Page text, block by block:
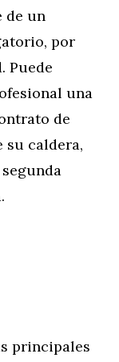
de un
por
Puede
una
de
su caldera,
principales